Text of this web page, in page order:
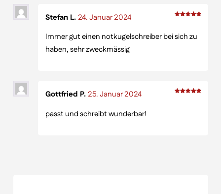
von 5
mit 5
Stefan L.24. Januar 2024
Immer gut einen notkugelschreiber bei sich zu
haben, sehr zweckmässig
Gottfried P.25. Januar 2024
passt und schreibt wunderbar!